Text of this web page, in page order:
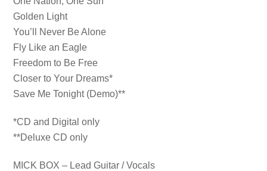
Golden Light
You’ll Never Be Alone
Fly Like an Eagle
Freedom to Be Free
Closer to Your Dreams*
Save Me Tonight (Demo)**
*CD and Digital only
**Deluxe CD only
MICK BOX – Lead Guitar / Vocals